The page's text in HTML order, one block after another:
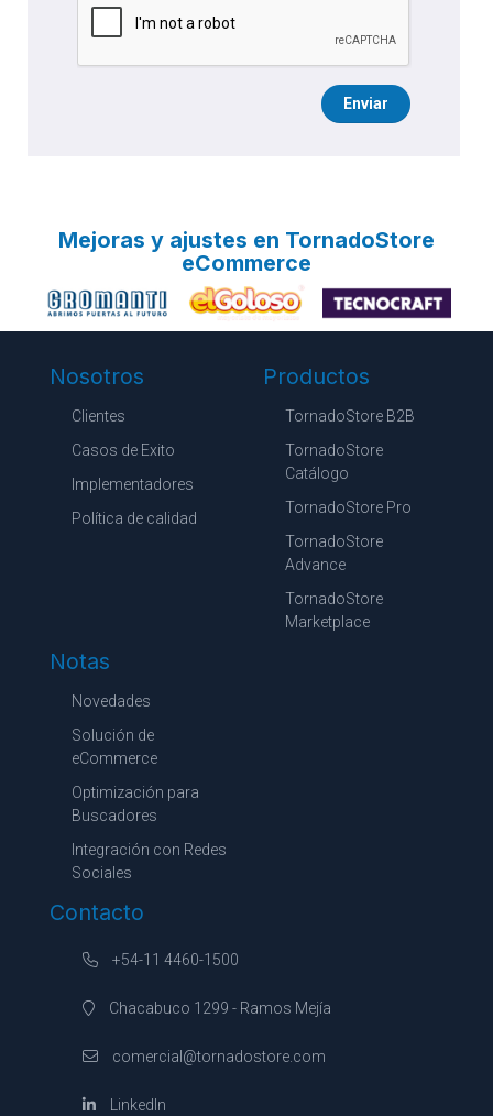
Enviar
Mejoras y ajustes en TornadoStore
eCommerce
Nosotros
Clientes
Casos de Exito
Implementadores
Política de calidad
Productos
TornadoStore B2B
TornadoStore
Catálogo
TornadoStore Pro
TornadoStore
Advance
TornadoStore
Marketplace
Notas
Novedades
Solución de
eCommerce
Optimización para
Buscadores
Integración con Redes
Sociales
Contacto
+54-11 4460-1500
Chacabuco 1299 - Ramos Mejía
comercial@tornadostore.com
LinkedIn